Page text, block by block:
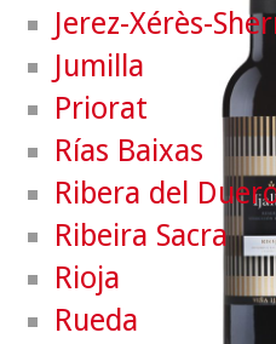
Jerez-Xérès-
Jumilla
Priorat
Rías Baixas
Ribera del
Ribeira Sacra
Rioja
Rueda